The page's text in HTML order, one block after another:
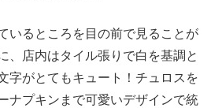
いるところを目の前で見ることが
、店内はタイル張りで白を基調と
字がとてもキュート！チュロスを
ナプキンまで可愛いデザインで統